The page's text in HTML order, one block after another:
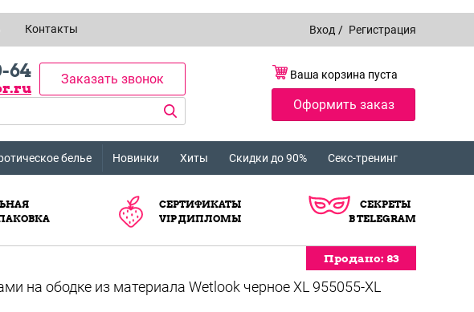
Контакты Вход / Регистрация
64 Заказать звонок Ваша корзина пуста
Оформить заказ
белье Новинки Хиты Скидки до 90% Секс-тренинг
СЕРТИФИКАТЫ
VIP ДИПЛОМЫ
СЕКРЕТЫ
В TELEGRAM
Продано: 83
Продано: 83
Продано: 83
Продано: 83
Продано: 83
Продано: 83